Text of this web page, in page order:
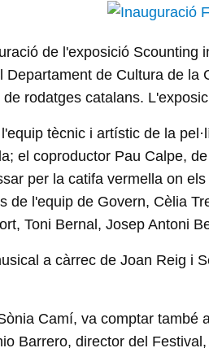
de l'exposició
de Cultura de
rodatges catalans.
tècnic i artístic de la
el coproductor Pau Calpe,
per la catifa vermella on
de l'equip de Govern, Cèlia
Toni Bernal, Josep Antoni
a càrrec de Joan Reig i
Camí, va comptar també
Barrero, director del